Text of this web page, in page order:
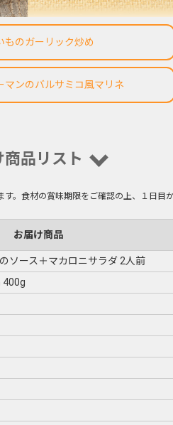
ものガーリック炒め
マンのバルサミコ風マリネ
商品リスト
。食材の賞味期限をご確認の上、１日目
お届け商品
ソース＋マカロニサラダ 2人前
400g